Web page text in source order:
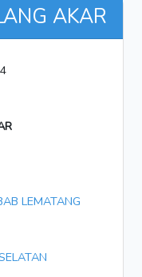
AKAR
LEMATANG